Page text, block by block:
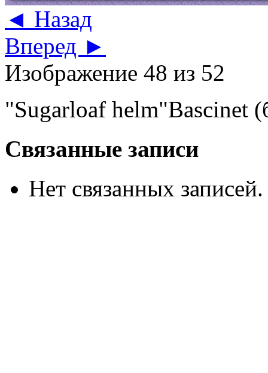
◄ Назад
Вперед ►
Изображение 48 из 52
"Sugarloaf helm"Bascinet
Связанные записи
Нет связанных записей.